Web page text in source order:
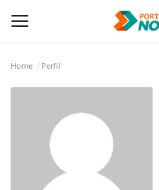
Tecnologia
Home Perfil